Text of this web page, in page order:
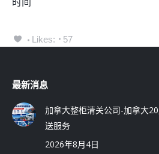
时间
Likes: 57
最新消息
加拿大整柜清关公司-加拿大
送服务
2026年8月4日